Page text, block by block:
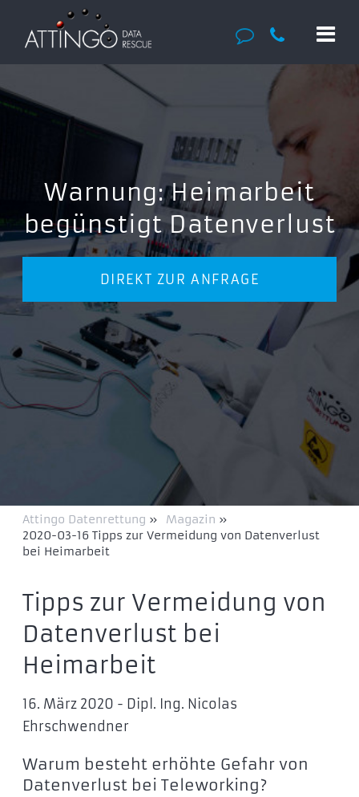
Warnung: Heimarbeit
begünstigt Datenverlust
DIREKT ZUR ANFRAGE
Attingo Datenrettung » Magazin »
2020-03-16 Tipps zur Vermeidung von Datenverlust
bei Heimarbeit
Tipps zur Vermeidung von
Datenverlust bei
Heimarbeit
16. März 2020 - Dipl. Ing. Nicolas
Ehrschwendner
Warum besteht erhöhte Gefahr von
Datenverlust bei Teleworking?